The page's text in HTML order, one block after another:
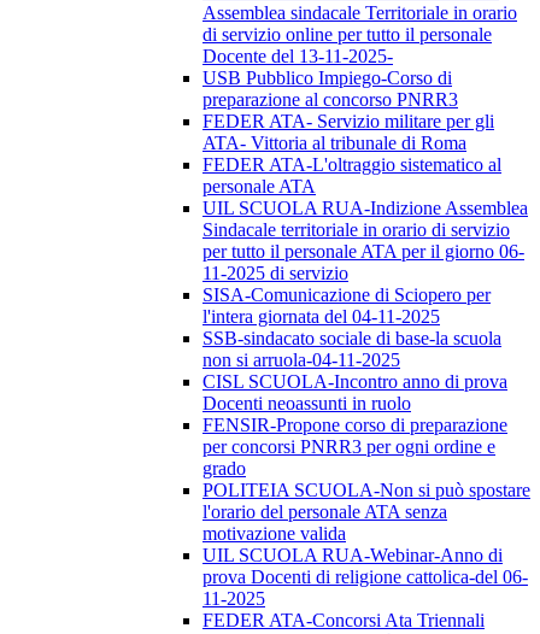
Assemblea sindacale Territoriale in orario
di servizio online per tutto il personale
Docente del 13-11-2025-
USB Pubblico Impiego-Corso di
preparazione al concorso PNRR3
FEDER ATA- Servizio militare per gli
ATA- Vittoria al tribunale di Roma
FEDER ATA-L'oltraggio sistematico al
personale ATA
UIL SCUOLA RUA-Indizione Assemblea
Sindacale territoriale in orario di servizio
per tutto il personale ATA per il giorno 06-
11-2025 di servizio
SISA-Comunicazione di Sciopero per
l'intera giornata del 04-11-2025
SSB-sindacato sociale di base-la scuola
non si arruola-04-11-2025
CISL SCUOLA-Incontro anno di prova
Docenti neoassunti in ruolo
FENSIR-Propone corso di preparazione
per concorsi PNRR3 per ogni ordine e
grado
POLITEIA SCUOLA-Non si può spostare
l'orario del personale ATA senza
motivazione valida
UIL SCUOLA RUA-Webinar-Anno di
prova Docenti di religione cattolica-del 06-
11-2025
FEDER ATA-Concorsi Ata Triennali